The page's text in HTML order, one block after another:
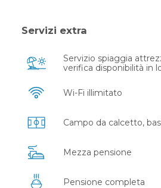
Servizi extra
Servizio spiaggia
verifica disponibilità in
Wi-Fi illimitato
Campo da calcetto,
Mezza pensione
Pensione completa